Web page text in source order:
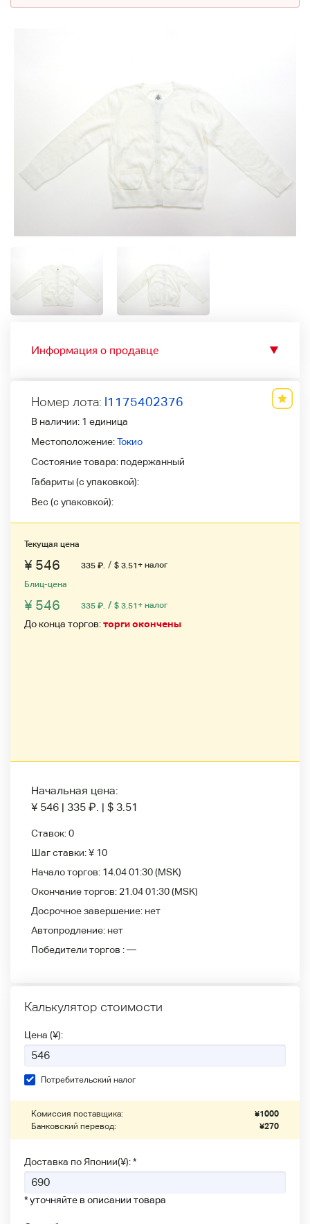
Информация о продавце ▼
Номер лота: l1175402376
В наличии: 1 единица
Местоположение:Токио
Состояние товара: подержанный
Габариты (с упаковкой):
Вес (с упаковкой):
Текущая цена
¥ 546 335 ₽ / $ 3.51+ налог
Блиц-цена
¥ 546 335 ₽ / $ 3.51+ налог
До конца торгов:торги окончены
Начальная цена:
¥ 546 | 335 ₽ | $ 3.51
Ставок:0
Шаг ставки:¥ 10
Начало торгов: 14.04 01:30(MSK)
Окончание торгов: 21.04 01:30(MSK)
Досрочное завершение: нет
Автопродление: нет
Победители
торгов :—
Калькулятор стоимости
Цена (¥):
Потребительский налог
Комиссия поставщика: ¥1000
Банковский перевод:
¥270
Доставка по Японии(¥): *
* уточняйте в описании товара